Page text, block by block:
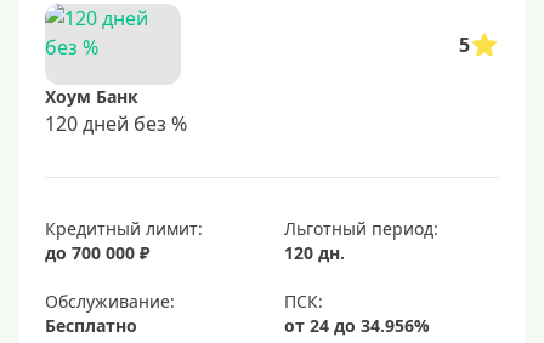
5
Хоум Банк
120 дней без %
Кредитный лимит:
до 700 000 ₽
Льготный период:
120 дн.
Обслуживание:
Бесплатно